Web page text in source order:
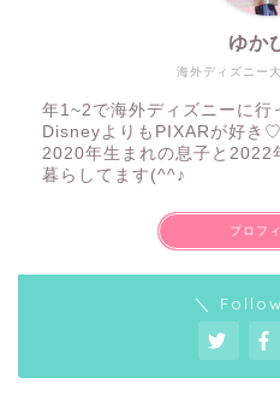
海外ディズニー
ゆか
年1~2で海外ディズニーに
DisneyよりもPIXARが好き♡
2020年生まれの息子と2022
暮らしてます(^^♪
プロフ
＼